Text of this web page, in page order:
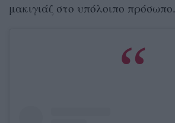
μακιγιάζ στο υπόλοιπο πρόσωπο.